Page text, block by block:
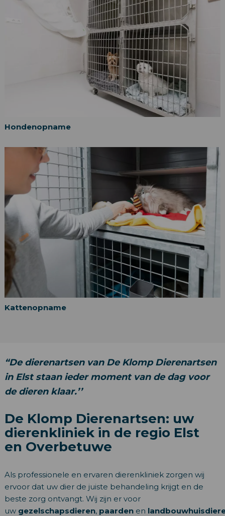
Hondenopname
Kattenopname
“De dierenartsen van De Klomp Dierenartsen
in Elst staan ieder moment van de dag voor
de dieren klaar.’’
De Klomp Dierenartsen: uw
dierenkliniek in de regio Elst
en Overbetuwe
Als professionele en ervaren dierenkliniek zorgen wij
ervoor dat uw dier de juiste behandeling krijgt en de
beste zorg ontvangt. Wij zijn er voor
uw gezelschapsdieren, paarden en